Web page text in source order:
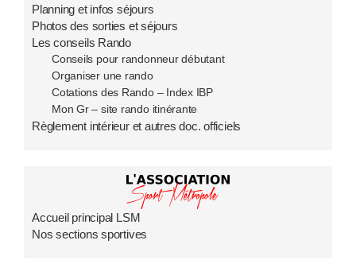
Planning et infos séjours
Photos des sorties et séjours
Les conseils Rando
Conseils pour randonneur débutant
Organiser une rando
Cotations des Rando – Index IBP
Mon Gr – site rando itinérante
Règlement intérieur et autres doc. officiels
Accueil principal LSM
Nos sections sportives